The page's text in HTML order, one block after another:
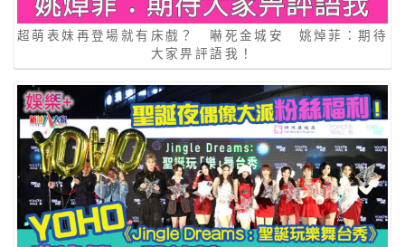
超萌表妹再登場就有床戲？ 嚇死金城安 姚焯菲：期待
大家畀評語我！